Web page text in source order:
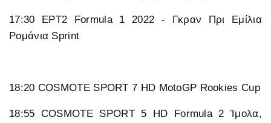
17:30 ΕΡΤ2 Formula 1 2022 - Γκραν Πρι Εμίλια
Ρομάνια Sprint
18:20 COSMOTE SPORT 7 HD MotoGP Rookies Cup
18:55 COSMOTE SPORT 5 HD Formula 2 Ίμολα,